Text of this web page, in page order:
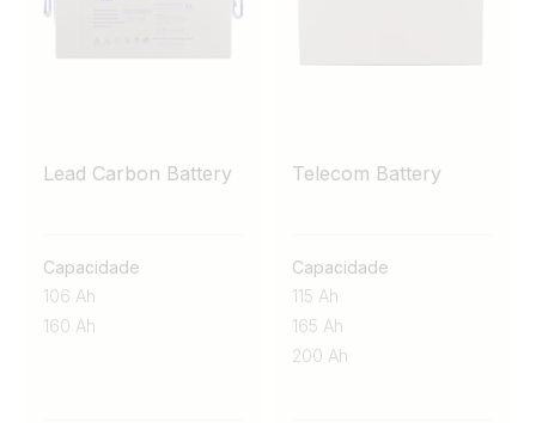
Lead Carbon Battery
Capacidade
106 Ah
160 Ah
Telecom Battery
Capacidade
115 Ah
165 Ah
200 Ah